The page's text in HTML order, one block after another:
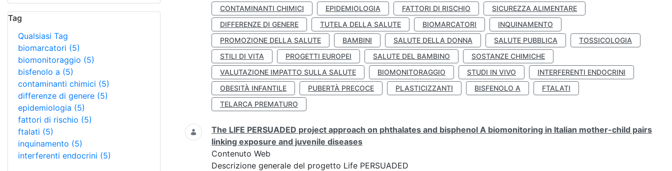
Tag
Qualsiasi Tag
biomarcatori (5)
biomonitoraggio (5)
bisfenolo a (5)
contaminanti chimici (5)
differenze di genere (5)
epidemiologia (5)
fattori di rischio (5)
ftalati (5)
inquinamento (5)
interferenti endocrini (5)
CONTAMINANTI CHIMICI EPIDEMIOLOGIA FATTORI DI RISCHIO
SICUREZZA ALIMENTARE
DIFFERENZE DI GENERE
TUTELA DELLA SALUTE BIOMARCATORI
INQUINAMENTO
PROMOZIONE DELLA SALUTE
BAMBINI SALUTE DELLA DONNA SALUTE PUBBLICA
TOSSICOLOGIA
STILI DI VITA
PROGETTI EUROPEI SALUTE DEL BAMBINO
SOSTANZE CHIMICHE
VALUTAZIONE IMPATTO SULLA SALUTE
BIOMONITORAGGIO STUDI IN VIVO
INTERFERENTI ENDOCRINI
OBESITÀ INFANTILE
PUBERTÀ PRECOCE PLASTICIZZANTI BISFENOLO A
FTALATI
TELARCA PREMATURO
The LIFE PERSUADED project approach on phthalates and bisphenol A biomonitoring in Italian mother-child pairs
linking exposure and juvenile diseases
Contenuto Web
Descrizione generale del progetto Life PERSUADED